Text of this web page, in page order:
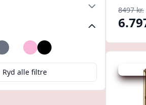
Grå HvidLyserød
Sort
Ryd alle filtre
8497 kr.
Udsalg